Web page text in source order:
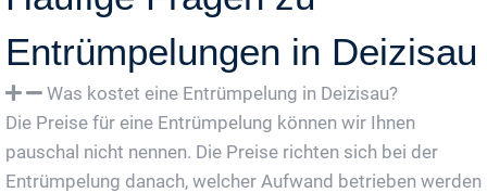
Entrümpelungen in Deizisau
Was kostet eine Entrümpelung in Deizisau?
Die Preise für eine Entrümpelung können wir Ihnen
pauschal nicht nennen. Die Preise richten sich bei der
Entrümpelung danach, welcher Aufwand betrieben werden